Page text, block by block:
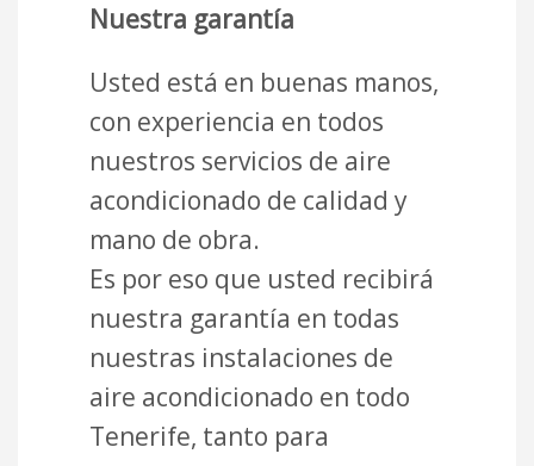
Nuestra garantía
Usted está en buenas manos,
con experiencia en todos
nuestros servicios de aire
acondicionado de calidad y
mano de obra.
Es por eso que usted recibirá
nuestra garantía en todas
nuestras instalaciones de
aire acondicionado en todo
Tenerife, tanto para